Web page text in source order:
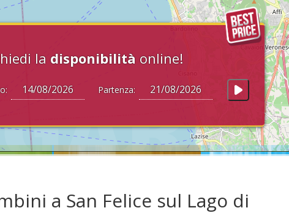
la disponibilità online!
Partenza:
a San Felice sul Lago di